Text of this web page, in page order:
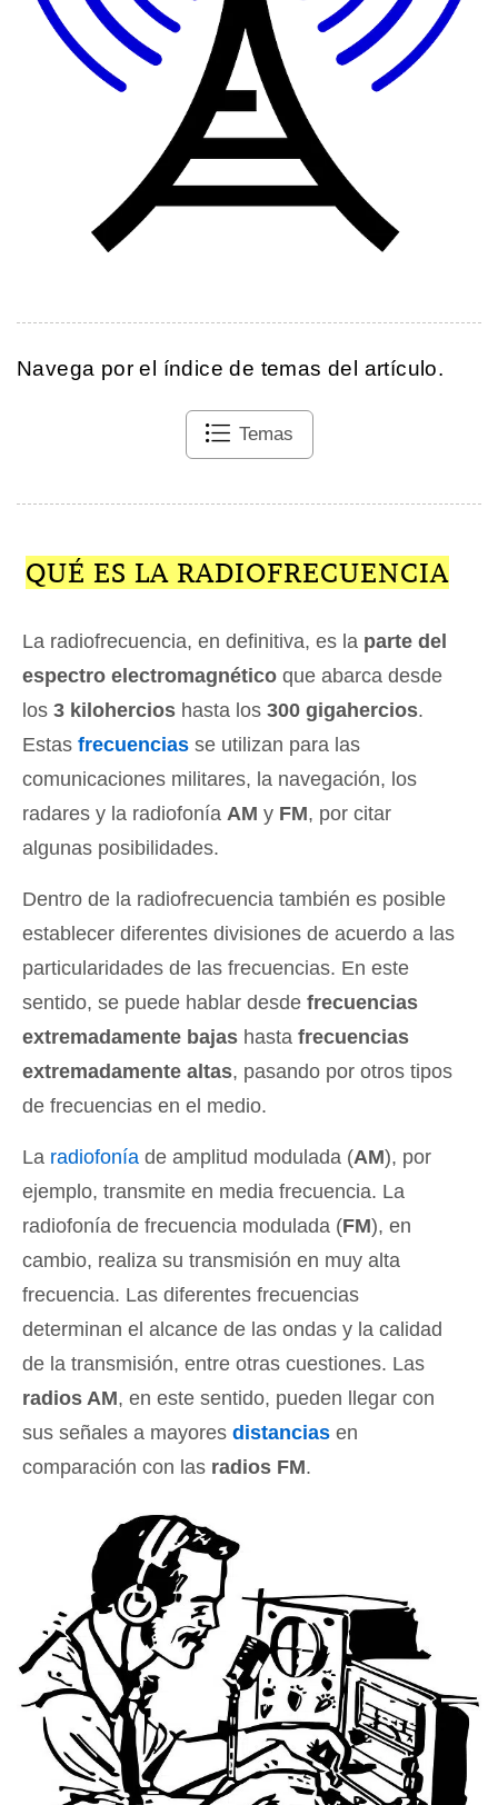
Navega por el índice de temas del artículo.
Temas
QUÉ ES LA RADIOFRECUENCIA
La radiofrecuencia, en definitiva, es la parte del
espectro electromagnético que abarca desde
los 3 kilohercios hasta los 300 gigahercios.
Estas frecuencias se utilizan para las
comunicaciones militares, la navegación, los
radares y la radiofonía AM y FM, por citar
algunas posibilidades.
Dentro de la radiofrecuencia también es posible
establecer diferentes divisiones de acuerdo a las
particularidades de las frecuencias. En este
sentido, se puede hablar desde frecuencias
extremadamente bajas hasta frecuencias
extremadamente altas, pasando por otros tipos
de frecuencias en el medio.
La radiofonía de amplitud modulada (AM), por
ejemplo, transmite en media frecuencia. La
radiofonía de frecuencia modulada (FM), en
cambio, realiza su transmisión en muy alta
frecuencia. Las diferentes frecuencias
determinan el alcance de las ondas y la calidad
de la transmisión, entre otras cuestiones. Las
radios AM, en este sentido, pueden llegar con
sus señales a mayores distancias en
comparación con las radios FM.